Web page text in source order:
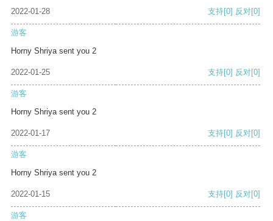
2022-01-28 支持[0] 反对[0]
游客
Horny Shriya sent you 2
2022-01-25 支持[0] 反对[0]
游客
Horny Shriya sent you 2
2022-01-17 支持[0] 反对[0]
游客
Horny Shriya sent you 2
2022-01-15 支持[0] 反对[0]
游客